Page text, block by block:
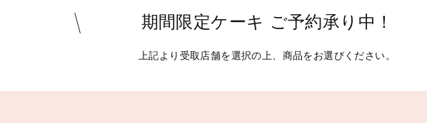
期間限定ケーキ ご予約承り中！
上記より受取店舗を選択の上、商品をお選びください。